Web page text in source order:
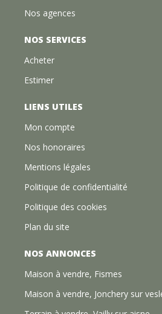
Nos agences
NOS SERVICES
Acheter
Estimer
LIENS UTILES
Mon compte
Nos honoraires
Mentions légales
Politique de confidentialité
Politique des cookies
Plan du site
NOS ANNONCES
Maison à vendre, Fismes
Maison à vendre, Jonchery sur